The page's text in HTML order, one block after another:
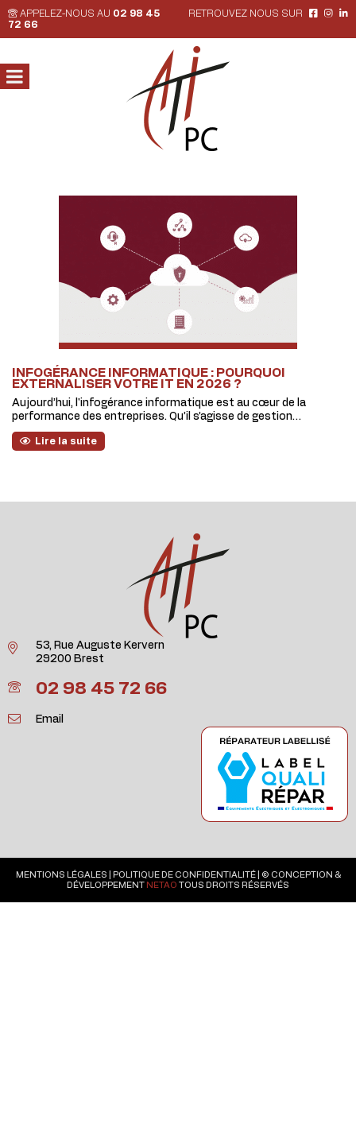
APPELEZ-NOUS AU 02 98 45
72 66
RETROUVEZ NOUS SUR
INFOGÉRANCE INFORMATIQUE : POURQUOI
EXTERNALISER VOTRE IT EN 2026 ?
Aujourd’hui, l'infogérance informatique est au cœur de la
performance des entreprises. Qu’il s’agisse de gestion…
Lire la suite
53, Rue Auguste Kervern
29200 Brest
02 98 45 72 66
Email
MENTIONS LÉGALES POLITIQUE DE CONFIDENTIALITÉ| © CONCEPTION &
DÉVELOPPEMENT NETAO TOUS DROITS RÉSERVÉS